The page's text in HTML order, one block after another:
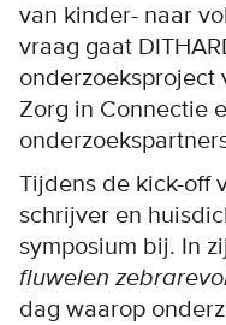
van kinder- naar
vraag gaat
onderzoeksproject
Zorg in Connectie
Tijdens de kick-off
schrijver en
symposium bij. In
fluwelen
dag waarop